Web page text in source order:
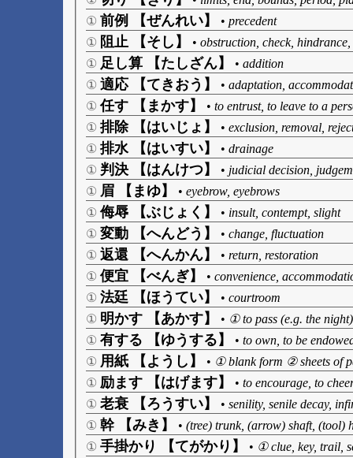
① 前例 【ぜんれい】 • precedent
① 阻止 【そし】 • obstruction, check,
① 足し算 【たしざん】 • addition
① 適応 【てきおう】 • adaptation,
① 任す 【まかす】 • to entrust, to leave to a
① 排除 【はいじょ】 • exclusion, removal,
① 排水 【はいすい】 • drainage
① 判決 【はんけつ】 • judicial decision,
① 眉 【まゆ】 • eyebrow, eyebrows
① 侮辱 【ぶじょく】 • insult, contempt, slight
① 変動 【へんどう】 • change, fluctuation
① 返還 【へんかん】 • return, restoration
① 便宜 【べんぎ】 • convenience,
① 法廷 【ほうてい】 • courtroom
① 明かす 【あかす】 • ① to pass (e.g. the
① 有する 【ゆうする】 • to own, to be
① 用紙 【ようし】 • ① blank form ② sheets of
① 励ます 【はげます】 • to encourage, to
① 老衰 【ろうすい】 • senility, senile decay,
① 幹 【みき】 • (tree) trunk, (arrow) shaft, (tool)
① 手掛かり 【てがかり】 • ① clue, key, trail,